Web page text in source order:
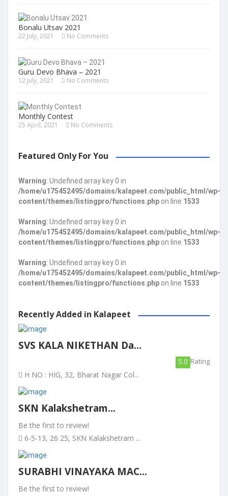
Bonalu Utsav 2021
22 July, 2021 No Comments
Guru Devo Bhava – 2021
12 July, 2021 No Comments
Monthly Contest
25 April, 2021 No Comments
Featured Only For You
Warning: Undefined array key 0 in
/home/u175452495/domains/kalapeet.com/public_html/wp-
content/themes/listingpro/functions.php on line 1533
Warning: Undefined array key 0 in
/home/u175452495/domains/kalapeet.com/public_html/wp-
content/themes/listingpro/functions.php on line 1533
Warning: Undefined array key 0 in
/home/u175452495/domains/kalapeet.com/public_html/wp-
content/themes/listingpro/functions.php on line 1533
Recently Added in Kalapeet
SVS KALA NIKETHAN Da...
5.0 Rating
H NO : HIG, 32, Bharat Nagar Col...
SKN Kalakshetram...
Be the first to review!
6-5-13, 26 25, SKN Kalakshetram ...
SURABHI VINAYAKA MAC...
Be the first to review!